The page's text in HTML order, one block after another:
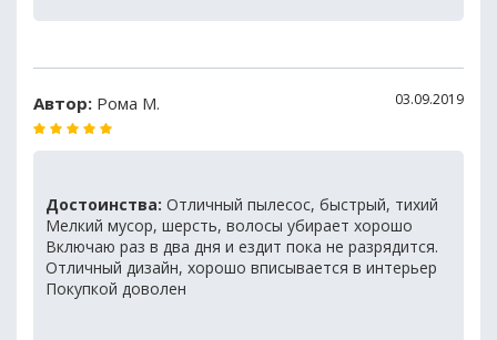
Автор: Рома М. 03.09.2019
Достоинства: Отличный пылесос, быстрый, тихий
Мелкий мусор, шерсть, волосы убирает хорошо
Включаю раз в два дня и ездит пока не разрядится.
Отличный дизайн, хорошо вписывается в интерьер
Покупкой доволен